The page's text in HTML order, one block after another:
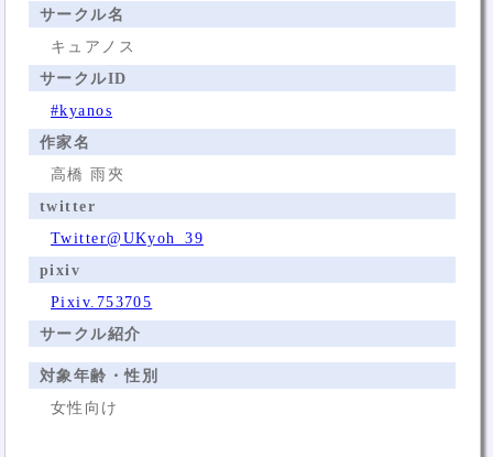
サークル名
キュアノス
サークルID
#kyanos
作家名
高橋 雨夾
twitter
Twitter@UKyoh_39
pixiv
Pixiv.753705
サークル紹介
対象年齢・性別
女性向け